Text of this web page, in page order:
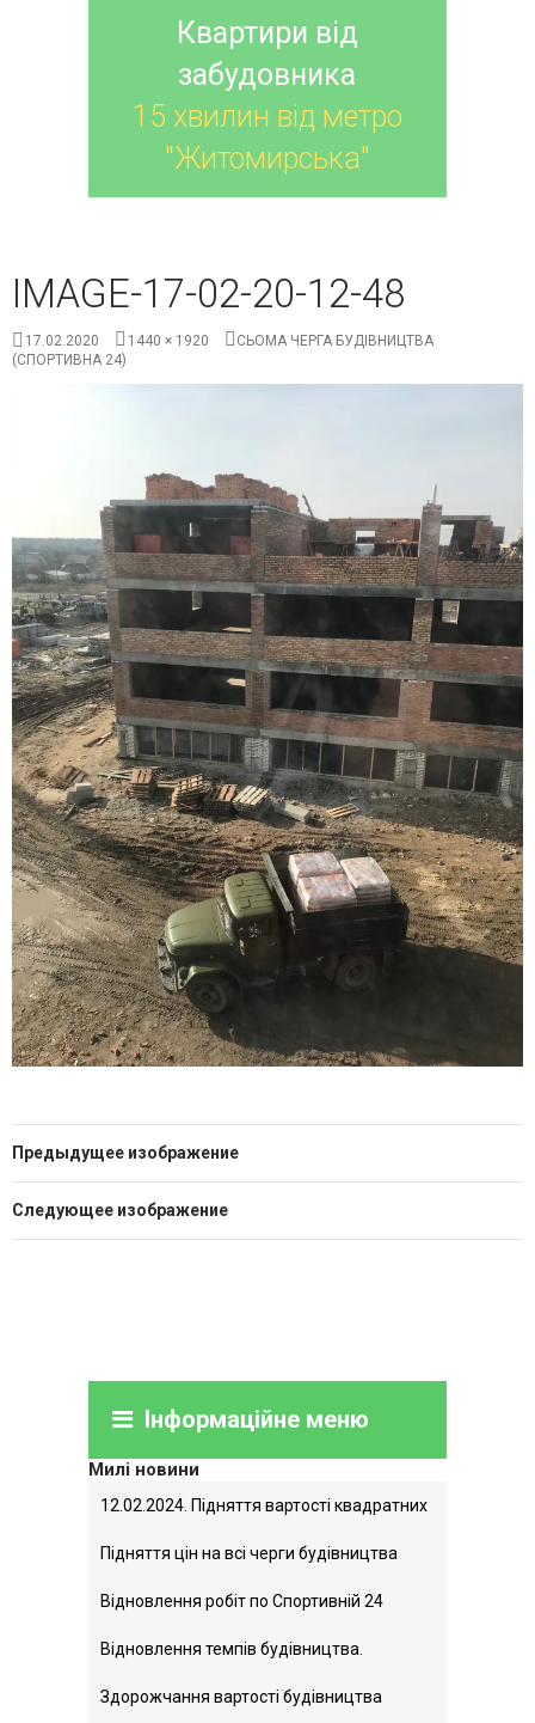
Квартири від
забудовника
15 хвилин від метро
"Житомирська"
IMAGE-17-02-20-12-48
17.02.2020 1440 × 1920
СЬОМА ЧЕРГА БУДІВНИЦТВА
(СПОРТИВНА 24)
Предыдущее изображение
Следующее изображение
Інформаційне меню
Милі новини
12.02.2024. Підняття вартості квадратних
метрів.
Підняття цін на всі черги будівництва
Відновлення робіт по Спортивній 24
Відновлення темпів будівництва.
Здорожчання вартості будівництва